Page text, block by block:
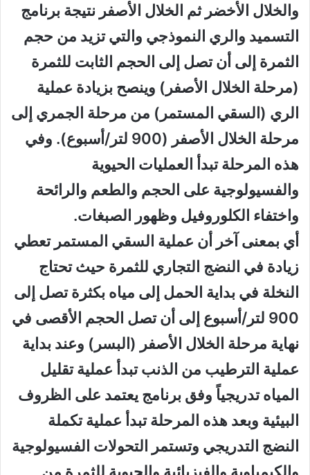
والخلال الأخضر ثم الخلال الأصفر نتيجة برنامج
التسميد والري النموذجي والتي تزيد من حجم
الثمرة إلى أن تصل إلى الحجم الثابت للثمرة
(مرحلة الخلال الأصفر) وينصح بزيادة عملية
الري (السقي المستمر) من مرحلة الجمري إلى
مرحلة الخلال الأصفر (900 لتر/أسبوع). وفي
هذه المرحلة تبدأ العمليات الحيوية
والفسيولوجية على الحجم والطعم والرائحة
واختفاء الكلوروفيل وظهور الصبغات.
أي بمعنى آخر أن عملية السقي المستمر تعطي
زيادة في النضج التجاري للثمرة حيث تحتاج
النخلة في بداية الحمل إلى مياه بكثرة تصل إلى
900 لتر/أسبوع إلى أن تصل الحجم الأقصى في
نهاية مرحلة الخلال الأصفر (البسر) وعند بداية
عملية الترطيب من الذنب تبدأ عملية تقليل
المياه تدريجياً وفق برنامج يعتمد على الظروف
البيئية وبعد هذه المرحلة تبدأ عملية تكملة
النضج التدريجي وتستمر التحولات الفسيولوجية
والكيمياوية والفيزيائية والحيوية للثمرة من